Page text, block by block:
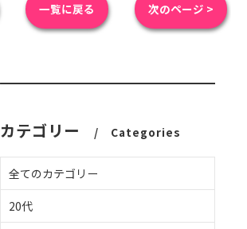
一覧に戻る 次のページ >
カテゴリー Categories
全てのカテゴリー
20代